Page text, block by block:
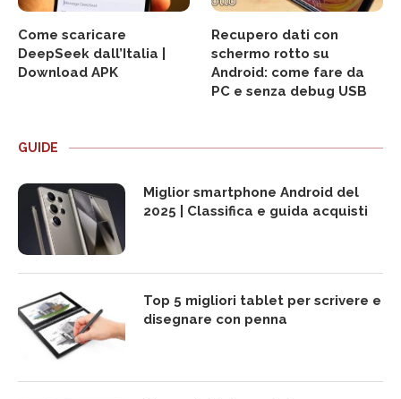
Come scaricare
DeepSeek dall’Italia |
Download APK
Recupero dati con
schermo rotto su
Android: come fare da
PC e senza debug USB
GUIDE
Miglior smartphone Android del
2025 | Classifica e guida acquisti
Top 5 migliori tablet per scrivere e
disegnare con penna